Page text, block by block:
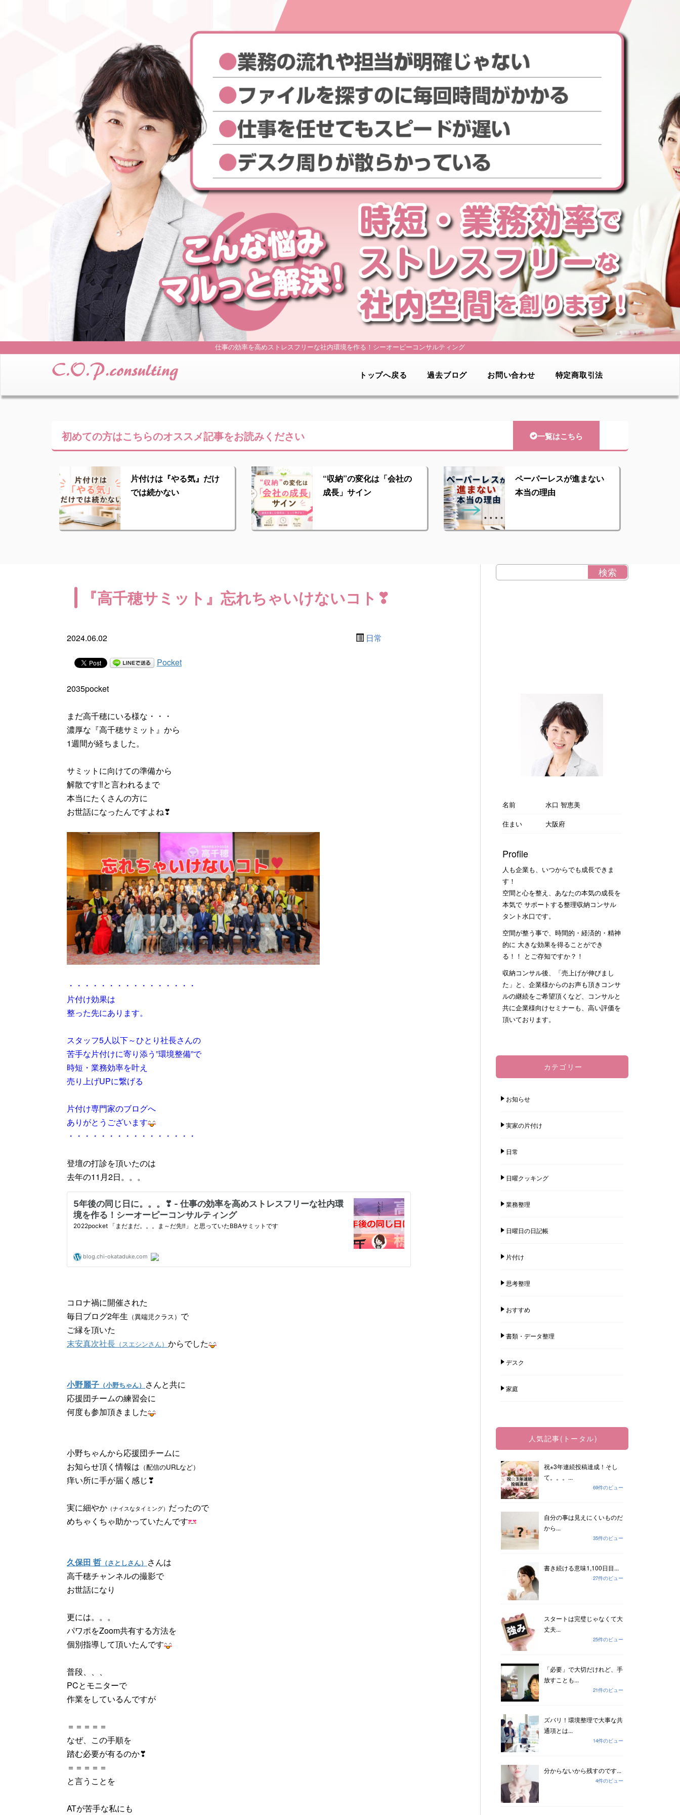
仕事の効率を高めストレスフリーな社内環境を作る！ シーオーピーコンサルティング
トップへ戻る 過去ブログ お問い合わせ 特定商取引法
初めての方はこちらのオススメ記事をお読みください 一覧はこちら
片付けは『やる気』だけ
では続かない
“収納”の変化は「会社の
成長」サイン
ペーパーレスが進まない
本当の理由
『高千穂サミット』忘れちゃいけないコト❣
2024.06.02 日常
Pocket
2035pocket
まだ高千穂にいる様な・・・
濃厚な『高千穂サミット』から
1週間が経ちました。
サミットに向けての準備から
解散です‼と言われるまで
本当にたくさんの方に
お世話になったんですよね❣
・・・・・・・・・・・・・・・・
片付け効果は
整った先にあります。
スタッフ5人以下～ひとり社長さんの
苦手な片付けに寄り添う”環境整備”で
時短・業務効率を叶え
売り上げUPに繋げる
片付け専門家のブログへ
ありがとうございます
・・・・・・・・・・・・・・・・
登壇の打診を頂いたのは
去年の11月2日。。。
コロナ禍に開催された
毎日ブログ2年生 （異端児クラス） で
ご縁を頂いた
末安真次社長 （スエシンさん） からでした
小野麗子 （小野ちゃん） さんと共に
応援団チームの練習会に
何度も参加頂きました
小野ちゃんから応援団チームに
お知らせ頂く情報は （配信のURLなど）
痒い所に手が届く感じ❣
実に細やか （ナイスなタイミング） だったので
めちゃくちゃ助かっていたんです
久保田 哲 （さとしさん） さんは
高千穂チャンネルの撮影で
お世話になり
更には。。。
パワポをZoom共有する方法を
個別指導して頂いたんです
普段、、、
PCとモニターで
作業をしているんですが
＝＝＝＝＝
なぜ、この手順を
踏む必要が有るのか❣
＝＝＝＝＝
と言うことを
ATが苦手な私にも
名前
水口 智恵美
住まい
大阪府
Profile
人も企業も、いつからでも成長できま
す！
空間と心を整え、あなたの本気の成長を
本気で サポートする整理収納コンサル
タント水口です。
空間が整う事で、時間的・経済的・精神
的に 大きな効果を得ることができ
る！！ とご存知ですか？！
収納コンサル後、「売上げが伸びまし
た」と、企業様からのお声も頂きコンサ
ルの継続をご希望頂くなど、コンサルと
共に企業様向けセミナーも、高い評価を
頂いております。
カテゴリー
お知らせ
実家の片付け
日常
日曜クッキング
業務整理
日曜日の日記帳
片付け
思考整理
おすすめ
書類・データ整理
デスク
家庭
人気記事(トータル)
祝⋆3年連続投稿達成！そし
て。。。...
69件のビュー
自分の事は見えにくいものだ
から...
35件のビュー
書き続ける意味1,100日目...
27件のビュー
スタートは完璧じゃなくて大
丈夫...
25件のビュー
「必要」で大切だけれど、手
放すことも...
21件のビュー
ズバリ！環境整理で大事な共
通項とは...
14件のビュー
分からないから残すのです...
4件のビュー